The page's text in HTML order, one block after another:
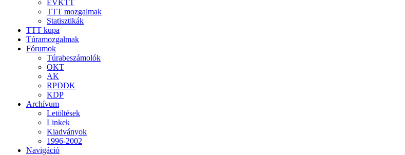
ÉVKTT
TTT mozgalmak
Statisztikák
TTT kupa
Túramozgalmak
Fórumok
Túrabeszámolók
OKT
AK
RPDDK
KDP
Archívum
Letöltések
Linkek
Kiadványok
1996-2002
Navigáció